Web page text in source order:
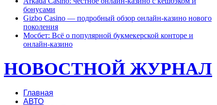
бонусами
Gizbo Casino — подробный обзор онлайн-казино нового
поколения
Мосбет: Всё о популярной букмекерской конторе и
онлайн-казино
НОВОСТНОЙ ЖУРНАЛ
Главная
АВТО